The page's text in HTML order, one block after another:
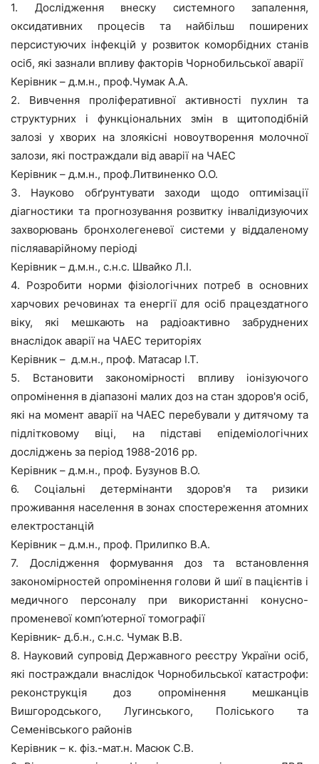
1. Дослідження внеску системного запалення,
оксидативних процесів та найбільш поширених
персистуючих інфекцій у розвиток коморбідних станів
осіб, які зазнали впливу факторів Чорнобильської аварії
Керівник – д.м.н., проф.Чумак А.А.
2. Вивчення проліферативної активності пухлин та
структурних і функціональних змін в щитоподібній
залозі у хворих на злоякісні новоутворення молочної
залози, які постраждали від аварії на ЧАЕС
Керівник – д.м.н., проф.Литвиненко О.О.
3. Науково обґрунтувати заходи щодо оптимізації
діагностики та прогнозування розвитку інвалідизуючих
захворювань бронхолегеневої системи у віддаленому
післяаварійному періоді
Керівник – д.м.н., с.н.с. Швайко Л.І.
4. Розробити норми фізіологічних потреб в основних
харчових речовинах та енергії для осіб працездатного
віку, які мешкають на радіоактивно забруднених
внаслідок аварії на ЧАЕС територіях
Керівник – д.м.н., проф. Матасар І.Т.
5. Встановити закономірності впливу іонізуючого
опромінення в діапазоні малих доз на стан здоров'я осіб,
які на момент аварії на ЧАЕС перебували у дитячому та
підлітковому віці, на підставі епідеміологічних
досліджень за період 1988-2016 рр.
Керівник – д.м.н., проф. Бузунов В.О.
6. Соціальні детермінанти здоров'я та ризики
проживання населення в зонах спостереження атомних
електростанцій
Керівник – д.м.н., проф. Прилипко В.А.
7. Дослідження формування доз та встановлення
закономірностей опромінення голови й шиї в пацієнтів і
медичного персоналу при використанні конусно-
променевої комп’ютерної томографії
Керівник- д.б.н., с.н.с. Чумак В.В.
8. Науковий супровід Державного реєстру України осіб,
які постраждали внаслідок Чорнобильської катастрофи:
реконструкція доз опромінення мешканців
Вишгородського, Лугинського, Поліського та
Семенівського районів
Керівник – к. фіз.-мат.н. Масюк С.В.